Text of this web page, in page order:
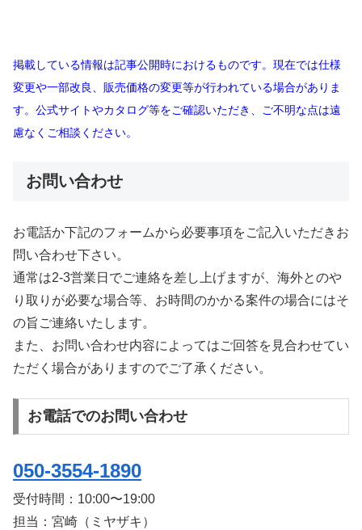
掲載している情報は記事公開時におけるものです。現在では仕様
変更や一部改良、販売価格の変更等が行われている場合がありま
す。公式サイトやカタログ等をご確認いただき、ご不明な点は遠
慮なくご相談ください。
お問い合わせ
お電話か下記のフォームから必要事項をご記入いただきお
問い合わせ下さい。
通常は2-3営業日でご連絡を差し上げますが、海外とのや
り取りが必要な場合等、お時間のかかる案件の場合にはそ
の旨ご連絡いたします。
また、お問い合わせ内容によってはご回答を見合わせてい
ただく場合がありますのでご了承ください。
お電話でのお問い合わせ
050-3554-1890
受付時間： 10:00〜19:00
担当：宮崎（ミヤザキ）